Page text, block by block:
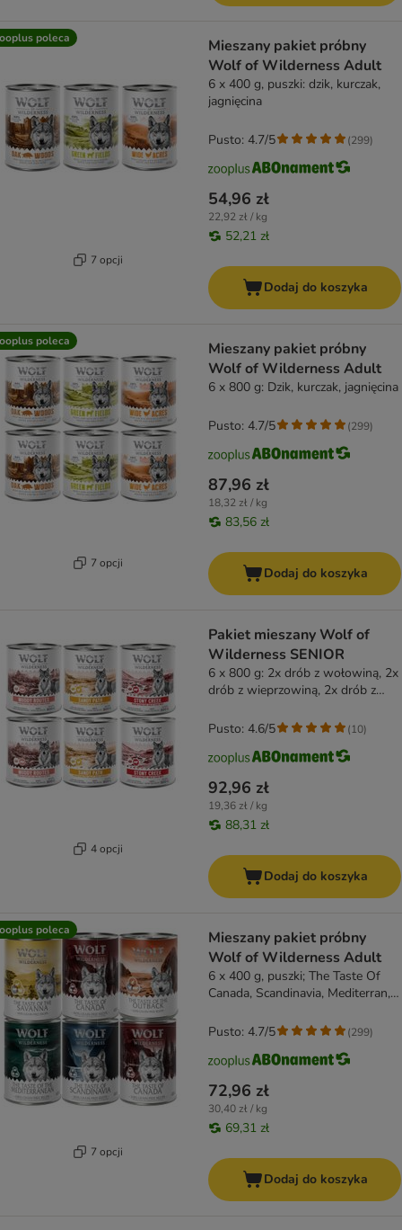
poleca
7 opcji
Mieszany pakiet próbny
Wolf of Wilderness Adult
6 x 400 g, puszki: dzik, kurczak,
jagnięcina
54,96 zł
22,92 zł / kg
52,21 zł
Pusto: 4.7/5 (299)
Dodaj do koszyka
poleca
7 opcji
Mieszany pakiet próbny
Wolf of Wilderness Adult
6 x 800 g: Dzik, kurczak, jagnięcina
87,96 zł
18,32 zł / kg
83,56 zł
Pusto: 4.7/5 (299)
Dodaj do koszyka
4 opcji
Pakiet mieszany Wolf of
Wilderness SENIOR
6 x 800 g: 2x drób z wołowiną, 2x
drób z wieprzowiną, 2x drób z
92,96 zł
19,36 zł / kg
88,31 zł
Pusto: 4.6/5 (10)
Dodaj do koszyka
poleca
7 opcji
Mieszany pakiet próbny
Wolf of Wilderness Adult
6 x 400 g, puszki; The Taste Of
Canada, Scandinavia, Mediterran,
72,96 zł
30,40 zł / kg
69,31 zł
Pusto: 4.7/5 (299)
Dodaj do koszyka